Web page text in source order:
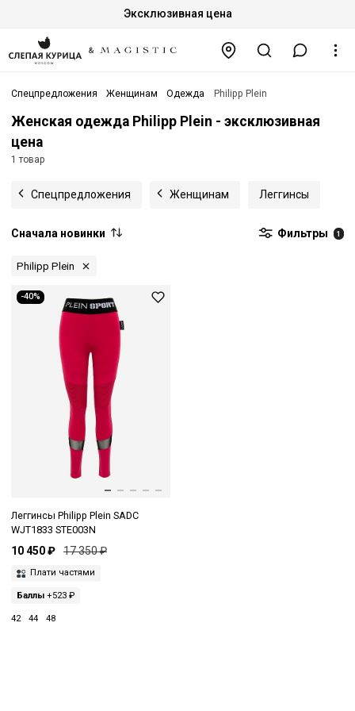
Эксклюзивная цена
Спецпредложения Женщинам Одежда Philipp Plein
Женская одежда Philipp Plein - эксклюзивная
цена
1 товар
Спецпредложения Женщинам Леггинсы
Сначала новинки Фильтры 1
Philipp Plein
-40%
Леггинсы Philipp Plein SADC
WJT1833 STE003N
10 450 ₽ 17 350 ₽
Плати частями
Баллы +523 ₽
42 44 48